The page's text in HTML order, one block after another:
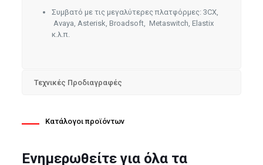
Συμβατό με τις μεγαλύτερες πλατφόρμες: 3CX,
Avaya, Asterisk, Broadsoft, Metaswitch, Elastix
κ.λ.π.
Τεχνικές Προδιαγραφές
Κατάλογοι προϊόντων
Ενημερωθείτε για όλα τα